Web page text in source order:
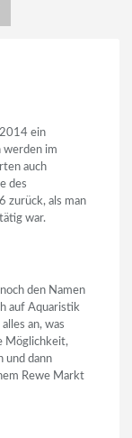
ein
werden im
auch
des
zurück, als man
war.
den Namen
auf Aquaristik
an, was
Möglichkeit,
und dann
Rewe Markt